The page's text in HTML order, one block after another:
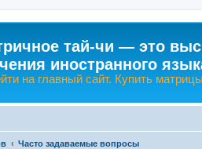
тай-чи — это
иностранного
на главный сайт. Купить
Часто задаваемые вопросы